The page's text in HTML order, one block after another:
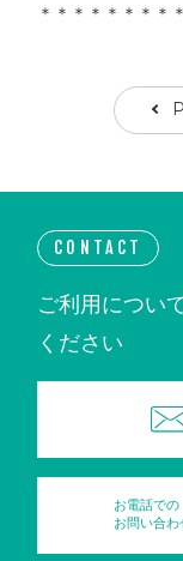
＊＊＊＊＊＊＊＊
CONTACT
ご利用につい
ください
お電話での
お問い合わ